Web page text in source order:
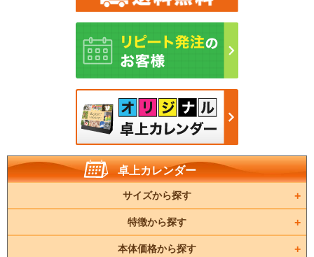
卓上カレンダー
サイズから探す
特徴から探す
本体価格から探す